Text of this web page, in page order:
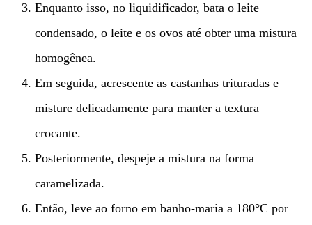
Enquanto isso, no liquidificador, bata o leite
condensado, o leite e os ovos até obter uma mistura
homogênea.
Em seguida, acrescente as castanhas trituradas e
misture delicadamente para manter a textura
crocante.
Posteriormente, despeje a mistura na forma
caramelizada.
Então, leve ao forno em banho-maria a 180°C por